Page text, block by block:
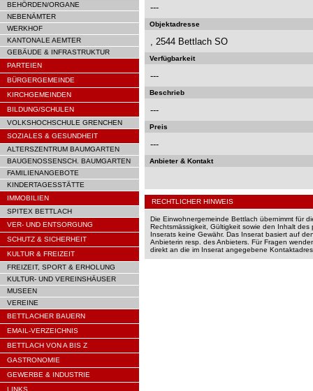
BEHÖRDEN/ORGANE
NEBENÄMTER
WERKHOF
KANTONALE AEMTER
GEBÄUDE & INFRASTRUKTUR
PARTEIEN
BÜRGERGEMEINDE
KIRCHGEMEINDEN
BILDUNG/SCHULEN
VOLKSHOCHSCHULE GRENCHEN
SOZIALES & GESUNDHEIT
ALTERSZENTRUM BAUMGARTEN
BAUGENOSSENSCH. BAUMGARTEN
FAMILIENANGEBOTE
KINDERTAGESSTÄTTE
IMMOBILIEN
SPITEX BETTLACH
VER- UND ENTSORGUNG
SCHUTZ & SICHERHEIT
KULTUR & FREIZEIT
FREIZEIT, SPORT & ERHOLUNG
KULTUR- UND VEREINSHÄUSER
MUSEEN
VEREINE
BETTLACHER BAUERN
EMAIL-VERZEICHNIS
BETTLACH VON A BIS Z
GASTRONOMIE
GEWERBE & INDUSTRIE
LINKS
---
Objektadresse
, 2544 Bettlach SO
Verfügbarkeit
---
Beschrieb
---
Preis
---
Anbieter & Kontakt
RECHTLICHER HINWEIS
Die Einwohnergemeinde Bettlach übernimmt für
Rechtsmässigkeit, Gültigkeit sowie den Inhalt des
Inserats keine Gewähr. Das Inserat basiert auf
Anbieterin resp. des Anbieters. Für Fragen
direkt an die im Inserat angegebene